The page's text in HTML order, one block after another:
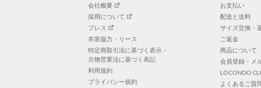
会社概要
採用について
プレス
衣装協力・リース
特定商取引法に基づく表示・
古物営業法に基づく表記
利用規約
プライバシー規約
お支払い
配送と送料
サイズ交換・
ご返金
商品について
会員登録・メ
LOCONDO
よくあるご質